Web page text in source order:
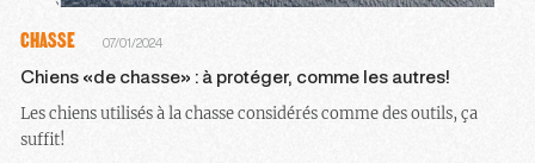
CHASSE 07/01/2024
Chiens «de chasse» : à protéger, comme les autres!
Les chiens utilisés à la chasse considérés comme des outils, ça
suffit!